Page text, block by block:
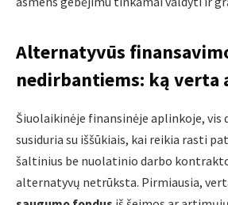
Alternatyvūs
nedirbantiems: ką verta
Šiuolaikinėje finansinėje aplinkoje, vis
susiduria su iššūkiais, kai reikia rasti
šaltinius be nuolatinio darbo
alternatyvų netrūksta. Pirmiausia,